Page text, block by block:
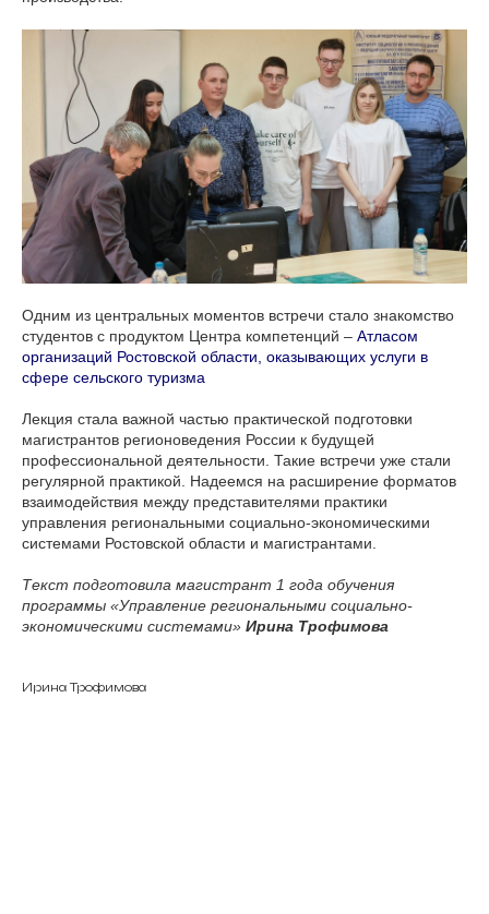
Одним из центральных моментов встречи стало знакомство
студентов с продуктом Центра компетенций – Атласом
организаций Ростовской области, оказывающих услуги в
сфере сельского туризма
Лекция стала важной частью практической подготовки
магистрантов регионоведения России к будущей
профессиональной деятельности. Такие встречи уже стали
регулярной практикой. Надеемся на расширение форматов
взаимодействия между представителями практики
управления региональными социально-экономическими
системами Ростовской области и магистрантами.
Текст подготовила магистрант 1 года обучения
программы «Управление региональными социально-
экономическими системами» Ирина Трофимова
Ирина Трофимова